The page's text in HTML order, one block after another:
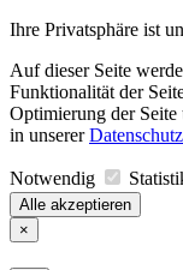
Ihre Privatsphäre ist
Auf dieser Seite
Funktionalität der
Optimierung der
in unserer
Notwendig
Alle akzeptieren
×